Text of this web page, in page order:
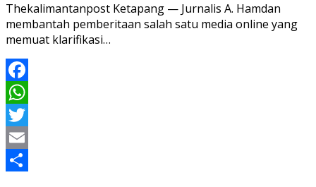
Thekalimantanpost Ketapang — Jurnalis A. Hamdan
membantah pemberitaan salah satu media online yang
memuat klarifikasi…
Facebook
WhatsApp
Twitter
Email